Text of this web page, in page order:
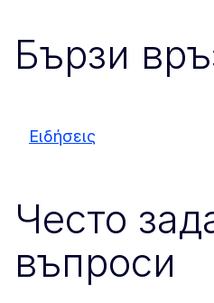
Бързи
Ειδήσεις
Често
въпроси